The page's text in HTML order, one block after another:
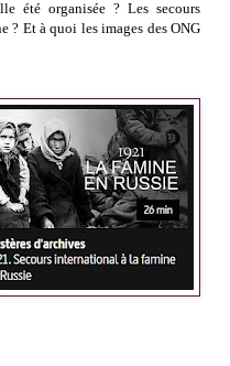
été organisée ? Les secours
? Et à quoi les images des ONG